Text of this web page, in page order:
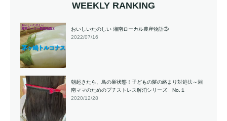
WEEKLY RANKING
おいしいたのしい 湘南ローカル農産物語③
2022/07/16
朝起きたら、鳥の巣状態！子どもの髪の絡まり対処法～湘
南ママのためのプチストレス解消シリーズ No.１
2020/12/28